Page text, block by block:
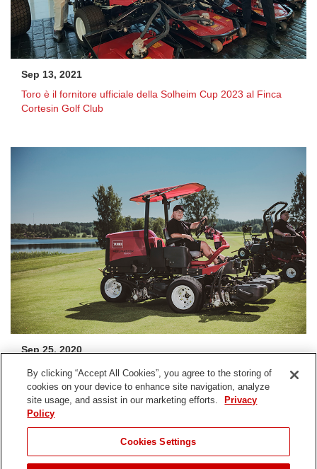
Sep 13, 2021
Toro è il fornitore ufficiale della Solheim Cup 2023 al Finca
Cortesin Golf Club
Sep 25, 2020
Kytäjä Golf estende la collaborazione con Hako Ground &
Garden
By clicking “Accept All Cookies”, you agree to the storing of
cookies on your device to enhance site navigation, analyze
site usage, and assist in our marketing efforts.
Privacy
Policy
Cookies Settings